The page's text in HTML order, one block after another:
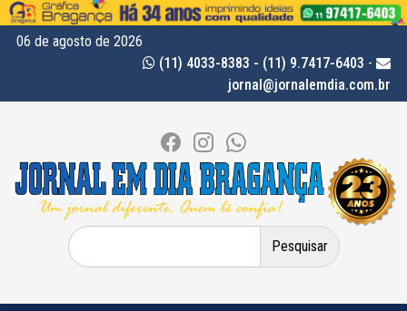
06 de agosto de 2026
(11) 4033-8383 - (11) 9.7417-6403 -
jornal@jornalemdia.com.br
Pesquisar
por: